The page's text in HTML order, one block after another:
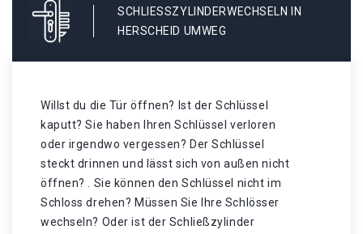
SCHLIESSZYLINDERWECHSELN IN H
ERSCHEID UMWEG
Willst du die Tür öffnen? Ist der Schlüssel
kaputt? Sie haben Ihren Schlüssel verloren
oder irgendwo vergessen? Der Schlüssel
steckt drinnen und lässt sich von außen nicht
öffnen? . Sie können den Schlüssel nicht im
Schloss drehen? Müssen Sie Ihre Schlösser
wechseln? Oder ist der Schließzylinder